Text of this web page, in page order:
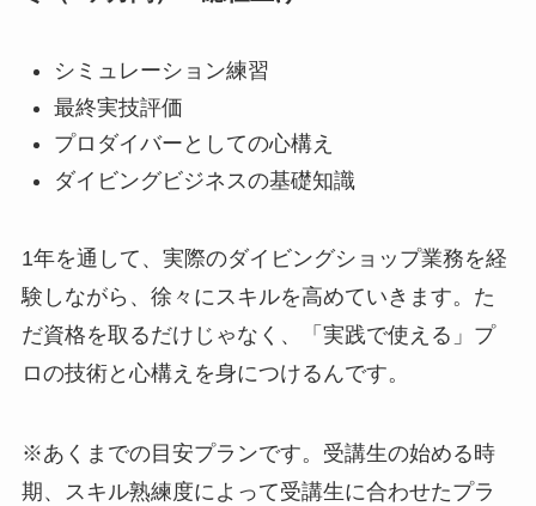
シミュレーション練習
最終実技評価
プロダイバーとしての心構え
ダイビングビジネスの基礎知識
1年を通して、実際のダイビングショップ業務を経
験しながら、徐々にスキルを高めていきます。た
だ資格を取るだけじゃなく、「実践で使える」プ
ロの技術と心構えを身につけるんです。
※あくまでの目安プランです。受講生の始める時
期、スキル熟練度によって受講生に合わせたプラ